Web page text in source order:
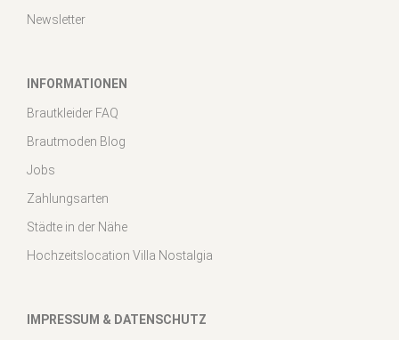
Newsletter
INFORMATIONEN
Brautkleider FAQ
Brautmoden Blog
Jobs
Zahlungsarten
Städte in der Nähe
Hochzeitslocation Villa Nostalgia
IMPRESSUM & DATENSCHUTZ